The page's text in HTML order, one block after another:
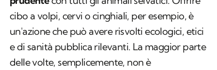
cibo a volpi, cervi o cinghiali, per esempio, è
un'azione che può avere risvolti ecologici, etici
e di sanità pubblica rilevanti. La maggior parte
delle volte, semplicemente, non è